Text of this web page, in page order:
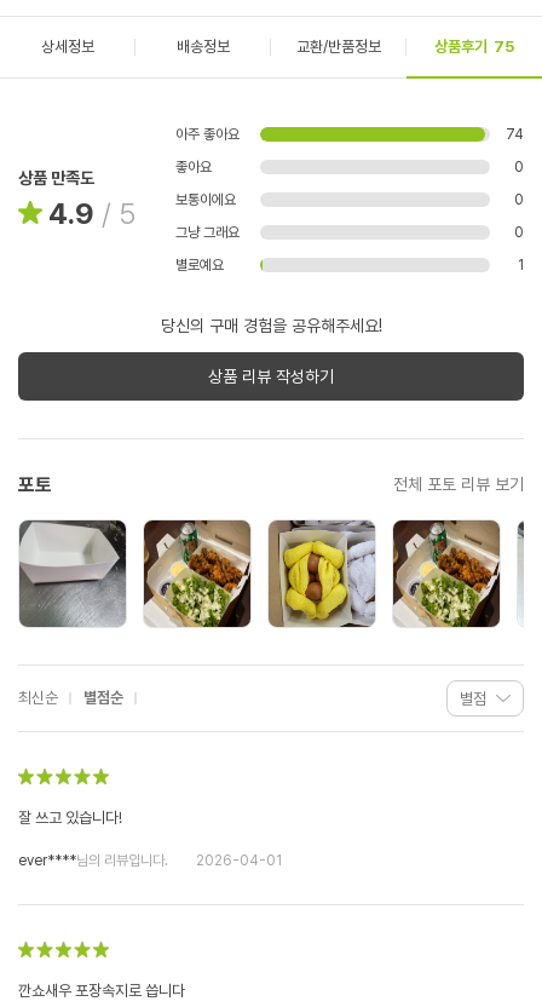
상세정보 배송정보 교환/반품정보 상품후기 75
상품 만족도
4.9 / 5
아주 좋아요
74
좋아요
0
보통이에요
0
그냥 그래요
0
별로예요
1
당신의 구매 경험을 공유해주세요!
상품 리뷰 작성하기
포토 전체 포토 리뷰 보기
최신순 별점순
잘 쓰고 있습니다!
ever****님의 리뷰입니다. 2026-04-01
깐쇼새우 포장속지로 씁니다